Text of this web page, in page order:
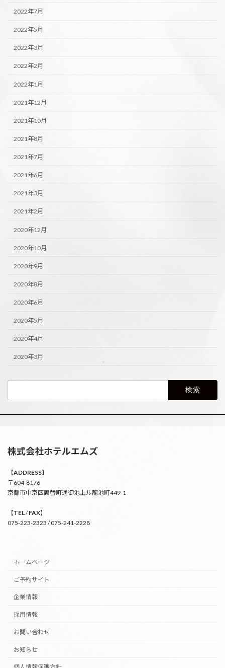
2022年7月
2022年5月
2022年3月
2022年2月
2022年1月
2021年12月
2021年10月
2021年8月
2021年7月
2021年6月
2021年3月
2021年2月
2020年12月
2020年10月
2020年9月
2020年8月
2020年6月
2020年5月
2020年4月
2020年3月
株式会社ホテルエムズ
【ADDRESS】
〒604-8176
京都市中京区両替町通御池上ル龍池町449-1
【TEL/FAX】
075-223-2323 / 075-241-2228
ホームページ
ご予約サイト
企業情報
採用情報
お問い合わせ
お知らせ